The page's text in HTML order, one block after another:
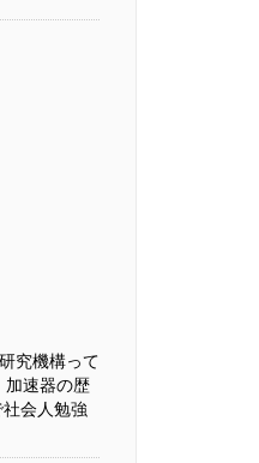
究機構って
加速器の歴
会人勉強